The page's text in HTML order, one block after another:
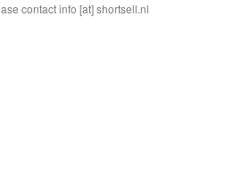
contact info [at] shortsell.nl